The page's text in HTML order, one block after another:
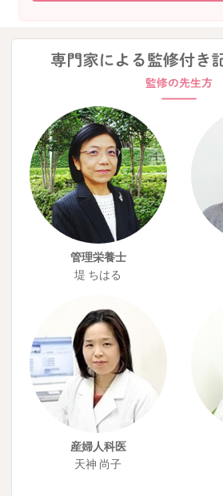
管理栄養士
堤 ちはる
産婦人科医
天神 尚子